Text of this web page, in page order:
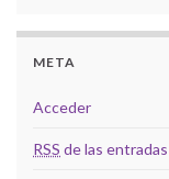
META
Acceder
RSS de las entradas